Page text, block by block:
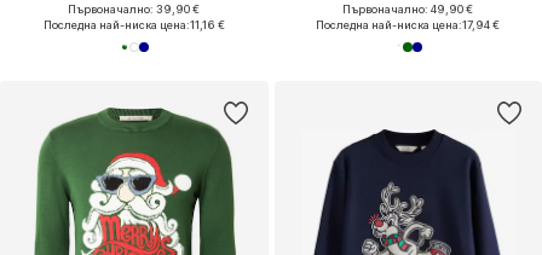
Първоначално: 39,90 €
Последна най-ниска цена:11,16 €
Първоначално: 49,90 €
Последна най-ниска цена:17,94 €